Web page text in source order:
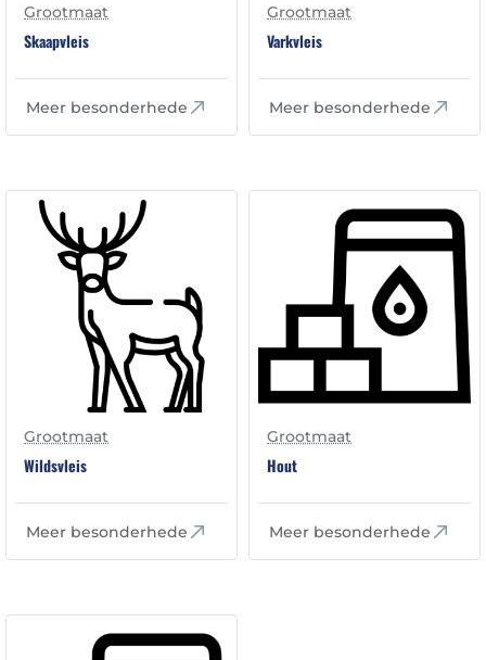
Grootmaat
Skaapvleis
Meer besonderhede
Grootmaat
Varkvleis
Meer besonderhede
Grootmaat
Wildsvleis
Meer besonderhede
Grootmaat
Hout
Meer besonderhede